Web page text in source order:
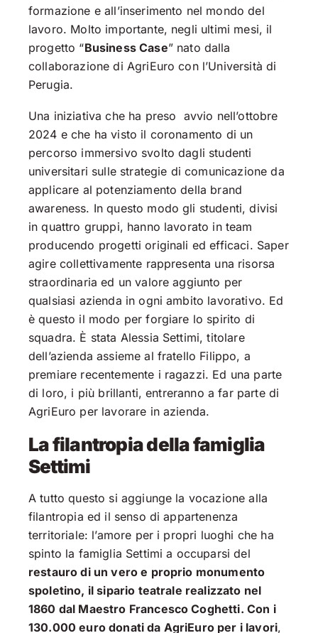
formazione e all’inserimento nel mondo del
lavoro. Molto importante, negli ultimi mesi, il
progetto “Business Case” nato dalla
collaborazione di AgriEuro con l’Università di
Perugia.
Una iniziativa che ha preso avvio nell’ottobre
2024 e che ha visto il coronamento di un
percorso immersivo svolto dagli studenti
universitari sulle strategie di comunicazione da
applicare al potenziamento della brand
awareness. In questo modo gli studenti, divisi
in quattro gruppi, hanno lavorato in team
producendo progetti originali ed efficaci. Saper
agire collettivamente rappresenta una risorsa
straordinaria ed un valore aggiunto per
qualsiasi azienda in ogni ambito lavorativo. Ed
è questo il modo per forgiare lo spirito di
squadra. È stata Alessia Settimi, titolare
dell’azienda assieme al fratello Filippo, a
premiare recentemente i ragazzi. Ed una parte
di loro, i più brillanti, entreranno a far parte di
AgriEuro per lavorare in azienda.
La filantropia della famiglia
Settimi
A tutto questo si aggiunge la vocazione alla
filantropia ed il senso di appartenenza
territoriale: l’amore per i propri luoghi che ha
spinto la famiglia Settimi a occuparsi del
restauro di un vero e proprio monumento
spoletino, il sipario teatrale realizzato nel
1860 dal Maestro Francesco Coghetti. Con i
130.000 euro donati da AgriEuro per i lavori,